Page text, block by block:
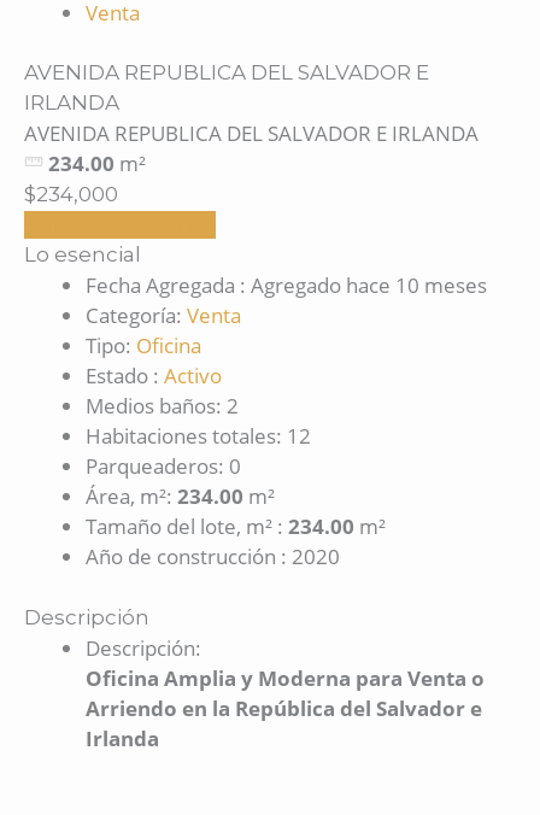
Venta
AVENIDA REPUBLICA DEL SALVADOR E
IRLANDA
AVENIDA REPUBLICA DEL SALVADOR E IRLANDA
234.00 m²
$234,000
Lo esencial
Fecha Agregada : Agregado hace 10 meses
Categoría: Venta
Tipo: Oficina
Estado : Activo
Medios baños: 2
Habitaciones totales: 12
Parqueaderos: 0
Área, m²: 234.00 m²
Tamaño del lote, m² : 234.00 m²
Año de construcción : 2020
Descripción
Descripción:
Oficina Amplia y Moderna para Venta o
Arriendo en la República del Salvador e
Irlanda